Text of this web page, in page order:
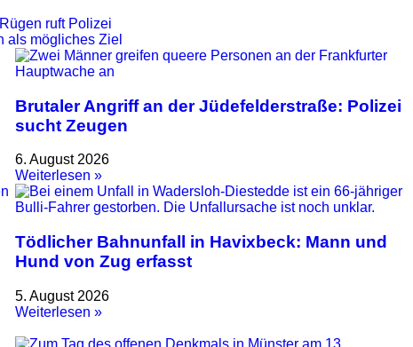
ruft Polizei
als mögliches Ziel
Brutaler Angriff an der Jüdefelderstraße: Polizei
sucht Zeugen
6. August 2026
Weiterlesen »
Tödlicher Bahnunfall in Havixbeck: Mann und
Hund von Zug erfasst
5. August 2026
Weiterlesen »